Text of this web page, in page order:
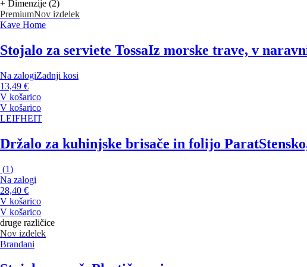
+ Dimenzije (2)
PremiumNov izdelek
Kave Home
Stojalo za serviete TossaIz morske trave, v
Na zalogiZadnji kosi
13,49 €
V košarico
V košarico
LEIFHEIT
Držalo za kuhinjske brisače in folijo Parat
(1)
Na zalogi
28,40 €
V košarico
V košarico
druge različice
Nov izdelek
Brandani